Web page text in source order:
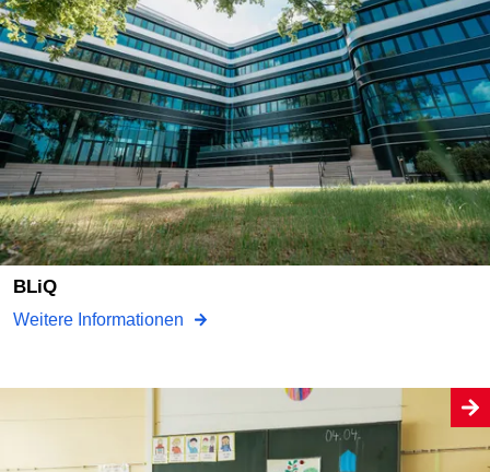
BLiQ
Weitere Informationen